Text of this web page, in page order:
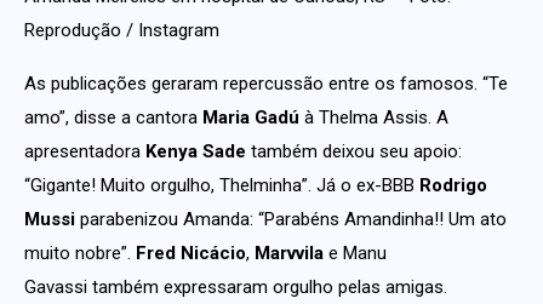
Reprodução / Instagram
As publicações geraram repercussão entre os famosos. “Te
amo”, disse a cantora Maria Gadú à Thelma Assis. A
apresentadora Kenya Sade também deixou seu apoio:
“Gigante! Muito orgulho, Thelminha”. Já o ex-BBB Rodrigo
Mussi parabenizou Amanda: “Parabéns Amandinha!! Um ato
muito nobre”. Fred Nicácio, Marvvila e Manu
Gavassi também expressaram orgulho pelas amigas.